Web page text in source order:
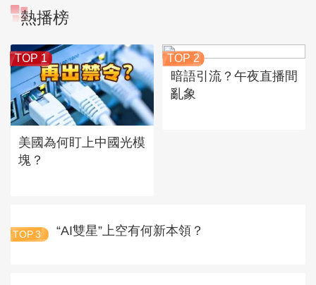
熱播榜
TOP 1
美國為何盯上中國光模
塊？
TOP 2
暗語引流？午夜直播間
亂象
TOP 3 “AI雙星”上空有何新本領？